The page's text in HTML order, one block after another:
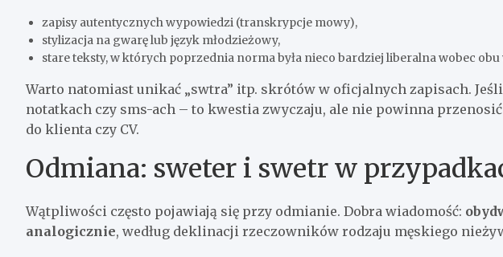
zapisy autentycznych wypowiedzi (transkrypcje mowy),
stylizacja na gwarę lub język młodzieżowy,
stare teksty, w których poprzednia norma była nieco bardziej liberalna wobec
Warto natomiast unikać „swtra” itp. skrótów w oficjalnych zapisach.
notatkach czy sms-ach – to kwestia zwyczaju, ale nie powinna
do klienta czy CV.
Odmiana: sweter i swetr w
Wątpliwości często pojawiają się przy odmianie. Dobra wiadomość:
analogicznie, według deklinacji rzeczowników rodzaju męskiego